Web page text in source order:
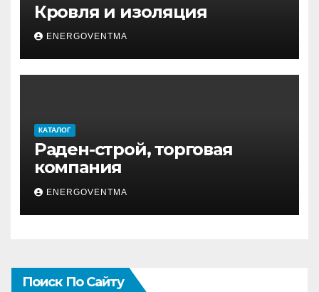
Кровля и изоляция
ENERGOVENTMA
КАТАЛОГ
Раден-строй, торговая
компания
ENERGOVENTMA
Поиск По Сайту